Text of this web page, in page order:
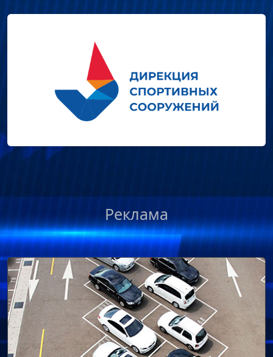
Реклама